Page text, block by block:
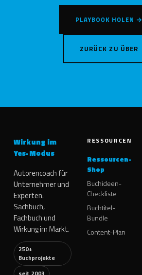
PLAYBOOK HOLEN →
ZURÜCK ZU ÜBER
Wirkung im
Yes-Modus
Autorencoach für
Unternehmer und
Experten.
Sachbuch,
Fachbuch und
Wirkung im Markt.
250+
Buchprojekte
RESSOURCEN
Ressourcen-
Shop
Buchideen-
Checkliste
Buchtitel-
Bundle
Content-Plan